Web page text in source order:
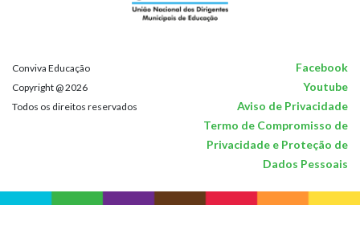
Conviva Educação Facebook
Copyright @ 2026 Youtube
Todos os direitos reservados
Aviso de Privacidade
Termo de Compromisso de
Privacidade e Proteção de
Dados Pessoais